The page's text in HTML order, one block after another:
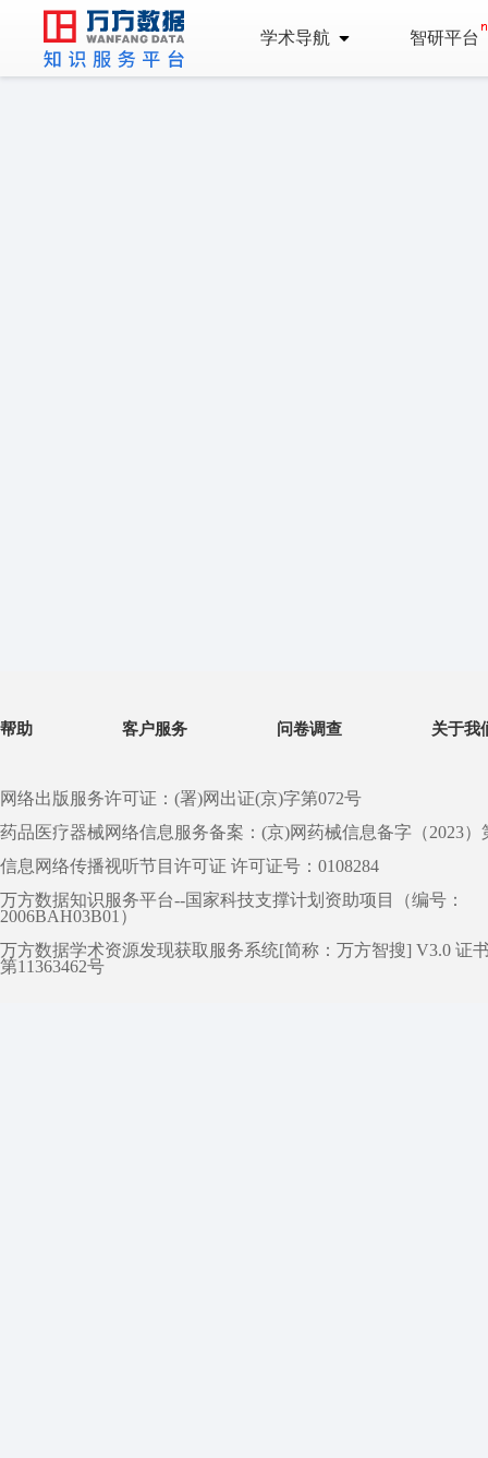
学术导航 智研平台
帮助 客户服务 问卷调查 关于我
网络出版服务许可证：(署)网出证(京)字第072号
药品医疗器械网络信息服务备案：(京)网药械信息备字（2023）
信息网络传播视听节目许可证 许可证号：0108284
万方数据知识服务平台--国家科技支撑计划资助项目（编号：
2006BAH03B01）
万方数据学术资源发现获取服务系统[简称：万方智搜] V3.0 证
第11363462号